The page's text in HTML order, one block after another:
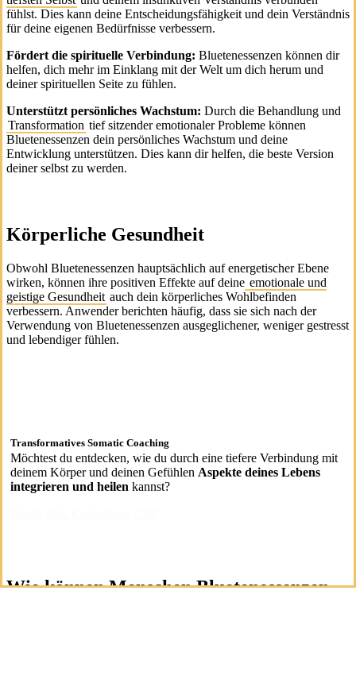
fühlst. Dies kann deine Entscheidungsfähigkeit und dein Verständnis
für deine eigenen Bedürfnisse verbessern.
Fördert die spirituelle Verbindung: Bluetenessenzen können dir
helfen, dich mehr im Einklang mit der Welt um dich herum und
deiner spirituellen Seite zu fühlen.
Unterstützt persönliches Wachstum: Durch die Behandlung und
Transformation tief sitzender emotionaler Probleme können
Bluetenessenzen dein persönliches Wachstum und deine
Entwicklung unterstützen. Dies kann dir helfen, die beste Version
deiner selbst zu werden.
Körperliche Gesundheit
Obwohl Bluetenessenzen hauptsächlich auf energetischer Ebene
wirken, können ihre positiven Effekte auf deine emotionale und
geistige Gesundheit auch dein körperliches Wohlbefinden
verbessern. Anwender berichten häufig, dass sie sich nach der
Verwendung von Bluetenessenzen ausgeglichener, weniger gestresst
und lebendiger fühlen.
Transformatives Somatic Coaching
Möchtest du entdecken, wie du durch eine tiefere Verbindung mit
deinem Körper und deinen Gefühlen Aspekte deines Lebens
integrieren und heilen kannst?
Wie können Menschen Bluetenessenzen